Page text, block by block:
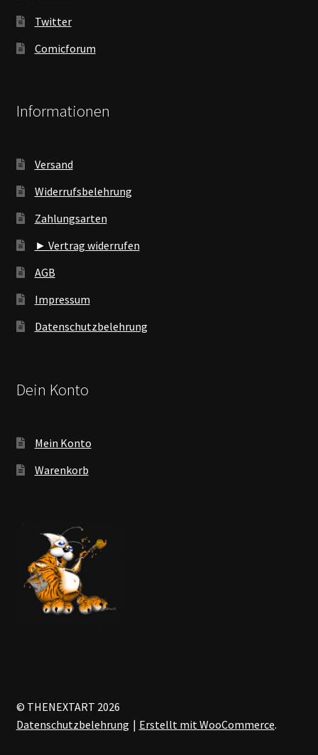
Twitter
Comicforum
Informationen
Versand
Widerrufsbelehrung
Zahlungsarten
► Vertrag widerrufen
AGB
Impressum
Datenschutzbelehrung
Dein Konto
Mein Konto
Warenkorb
© THENEXTART 2026
Datenschutzbelehrung
Erstellt mit WooCommerce.